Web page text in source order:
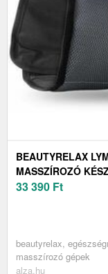
BEAUTYRELAX
MASSZÍROZÓ
33 390 Ft
beautyrelax,
masszírozó gépek
alza.hu